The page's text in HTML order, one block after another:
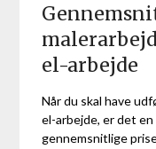
el-arbejde
Når du skal have
el-arbejde, er det
gennemsnitlige